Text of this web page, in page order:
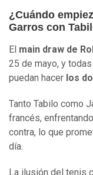
¿Cuándo
Garros con
El main draw de
25 de mayo, y
puedan hacer los
Tanto Tabilo como
francés,
contra, lo que
día.
La ilusión del tenis